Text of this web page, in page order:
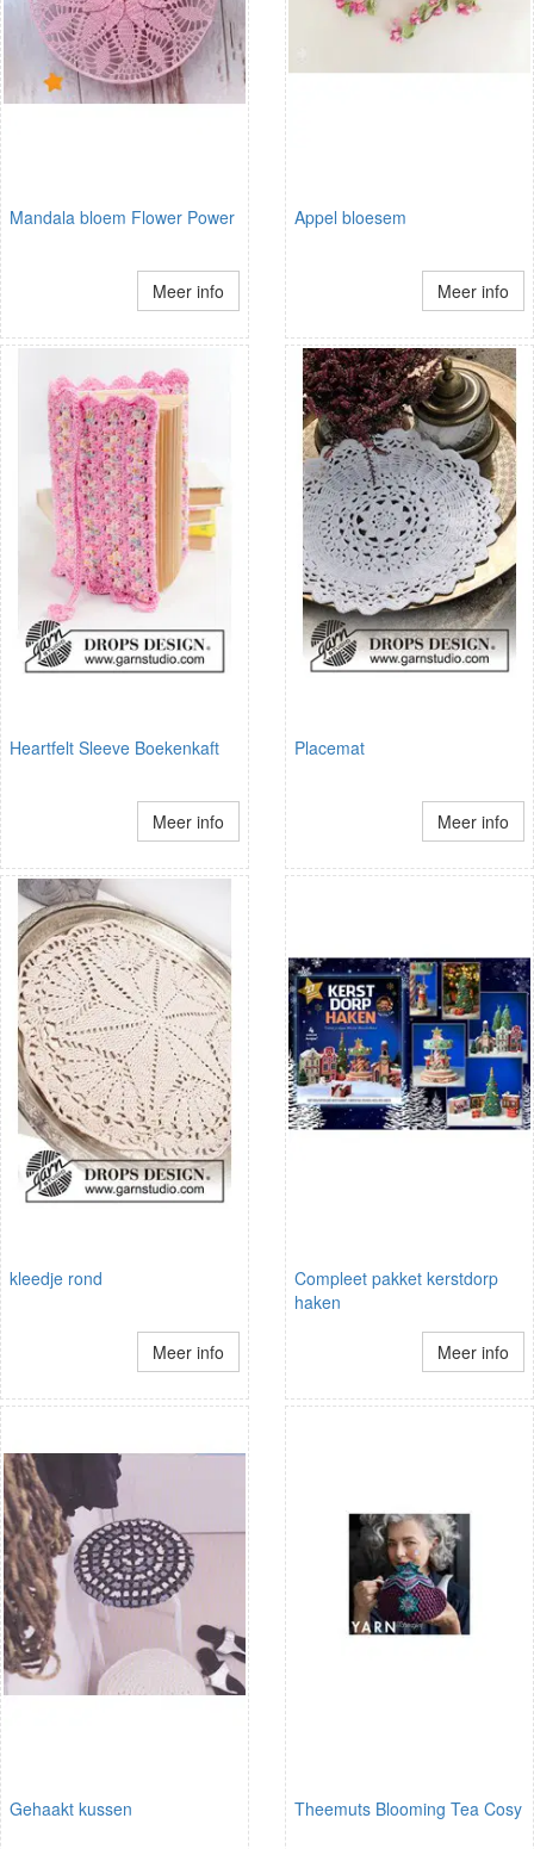
Mandala bloem Flower Power
Meer info
Appel bloesem
Meer info
Heartfelt Sleeve Boekenkaft
Meer info
Placemat
Meer info
kleedje rond
Meer info
Compleet pakket kerstdorp
haken
Meer info
Gehaakt kussen Theemuts Blooming Tea Cosy